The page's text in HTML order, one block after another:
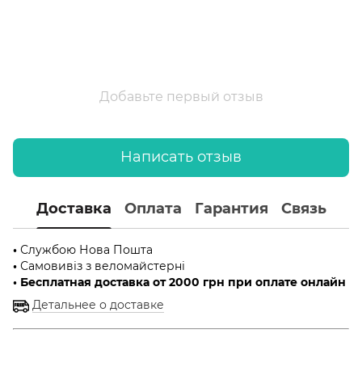
Добавьте первый отзыв
Написать отзыв
Доставка Оплата Гарантия Связь
• Службою Нова Пошта
• Самовивіз з веломайстерні
• Бесплатная доставка от 2000 грн при оплате онлайн
Детальнее о доставке